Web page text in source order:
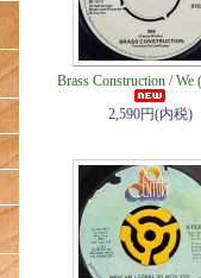
Brass Construction / We
2,590円(内税)